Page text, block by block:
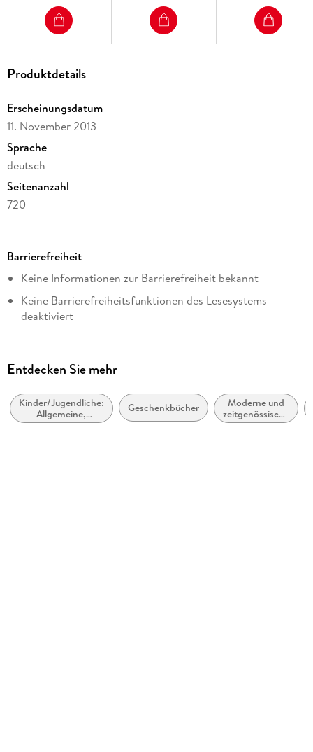
Produktdetails
Erscheinungsdatum
11. November 2013
Sprache
deutsch
Seitenanzahl
720
Reihe
Zamonien, 1
Autor/Autorin
Walter Moers
Penguin Random House
mit Wasserzeichen versehen
Family Sharing
Barrierefreiheit
Keine Informationen zur Barrierefreiheit bekannt
Keine Barrierefreiheitsfunktionen des Lesesystems
deaktiviert
barrierefreiheit@penguinrandomhouse.de
Entdecken Sie mehr
Kinder/Jugendliche:
Allgemeine,
moderne und
Geschenkbücher
Moderne und
zeitgenössische
Belletristik: